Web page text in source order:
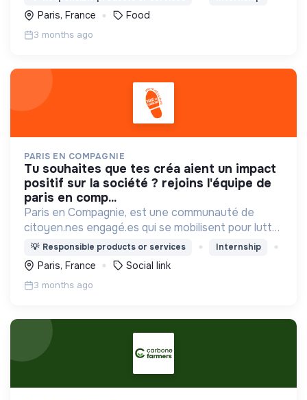
ESAT et des EA sur l'ensemble de notre chaîne de
valeur.
Paris, France Food
3 months ago
PARIS EN COMPAGNIE
tu souhaites que tes créa aient un impact
positif sur la société ? rejoins l'équipe de
paris en comp...
Paris en Compagnie, est une communauté de
citoyen.nes engagé.es qui se mobilisent pour lutter
contre l'isolement des aînés. Ensemble pour
maintenir le lien social et favoriser la mobilité des
aînés !
💡 Responsible products or services Internship
Paris, France Social link
3 months ago